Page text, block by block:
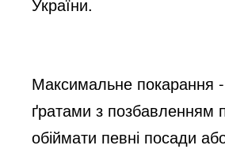
Максимальне покарання -
ґратами з позбавленням
обіймати певні посади